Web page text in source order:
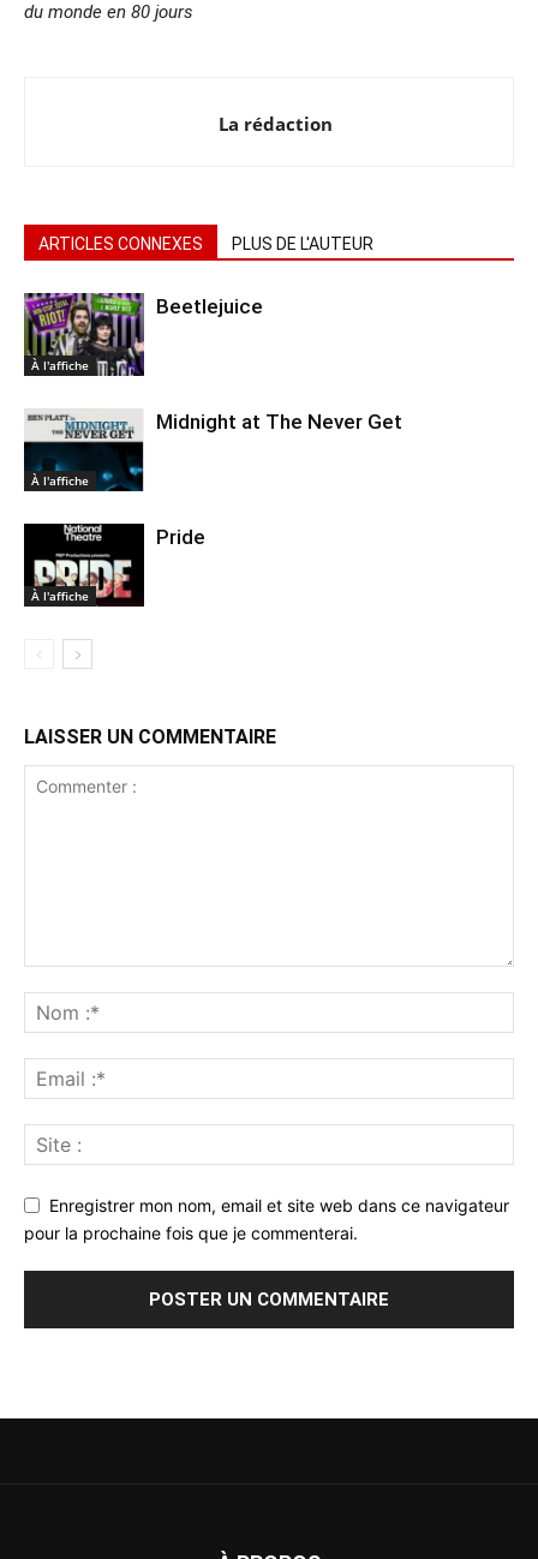
du monde en 80 jours
La rédaction
ARTICLES CONNEXES PLUS DE L'AUTEUR
À l'affiche
Beetlejuice
À l'affiche
Midnight at The Never Get
À l'affiche
Pride
LAISSER UN COMMENTAIRE
Enregistrer mon nom, email et site web dans ce navigateur
pour la prochaine fois que je commenterai.